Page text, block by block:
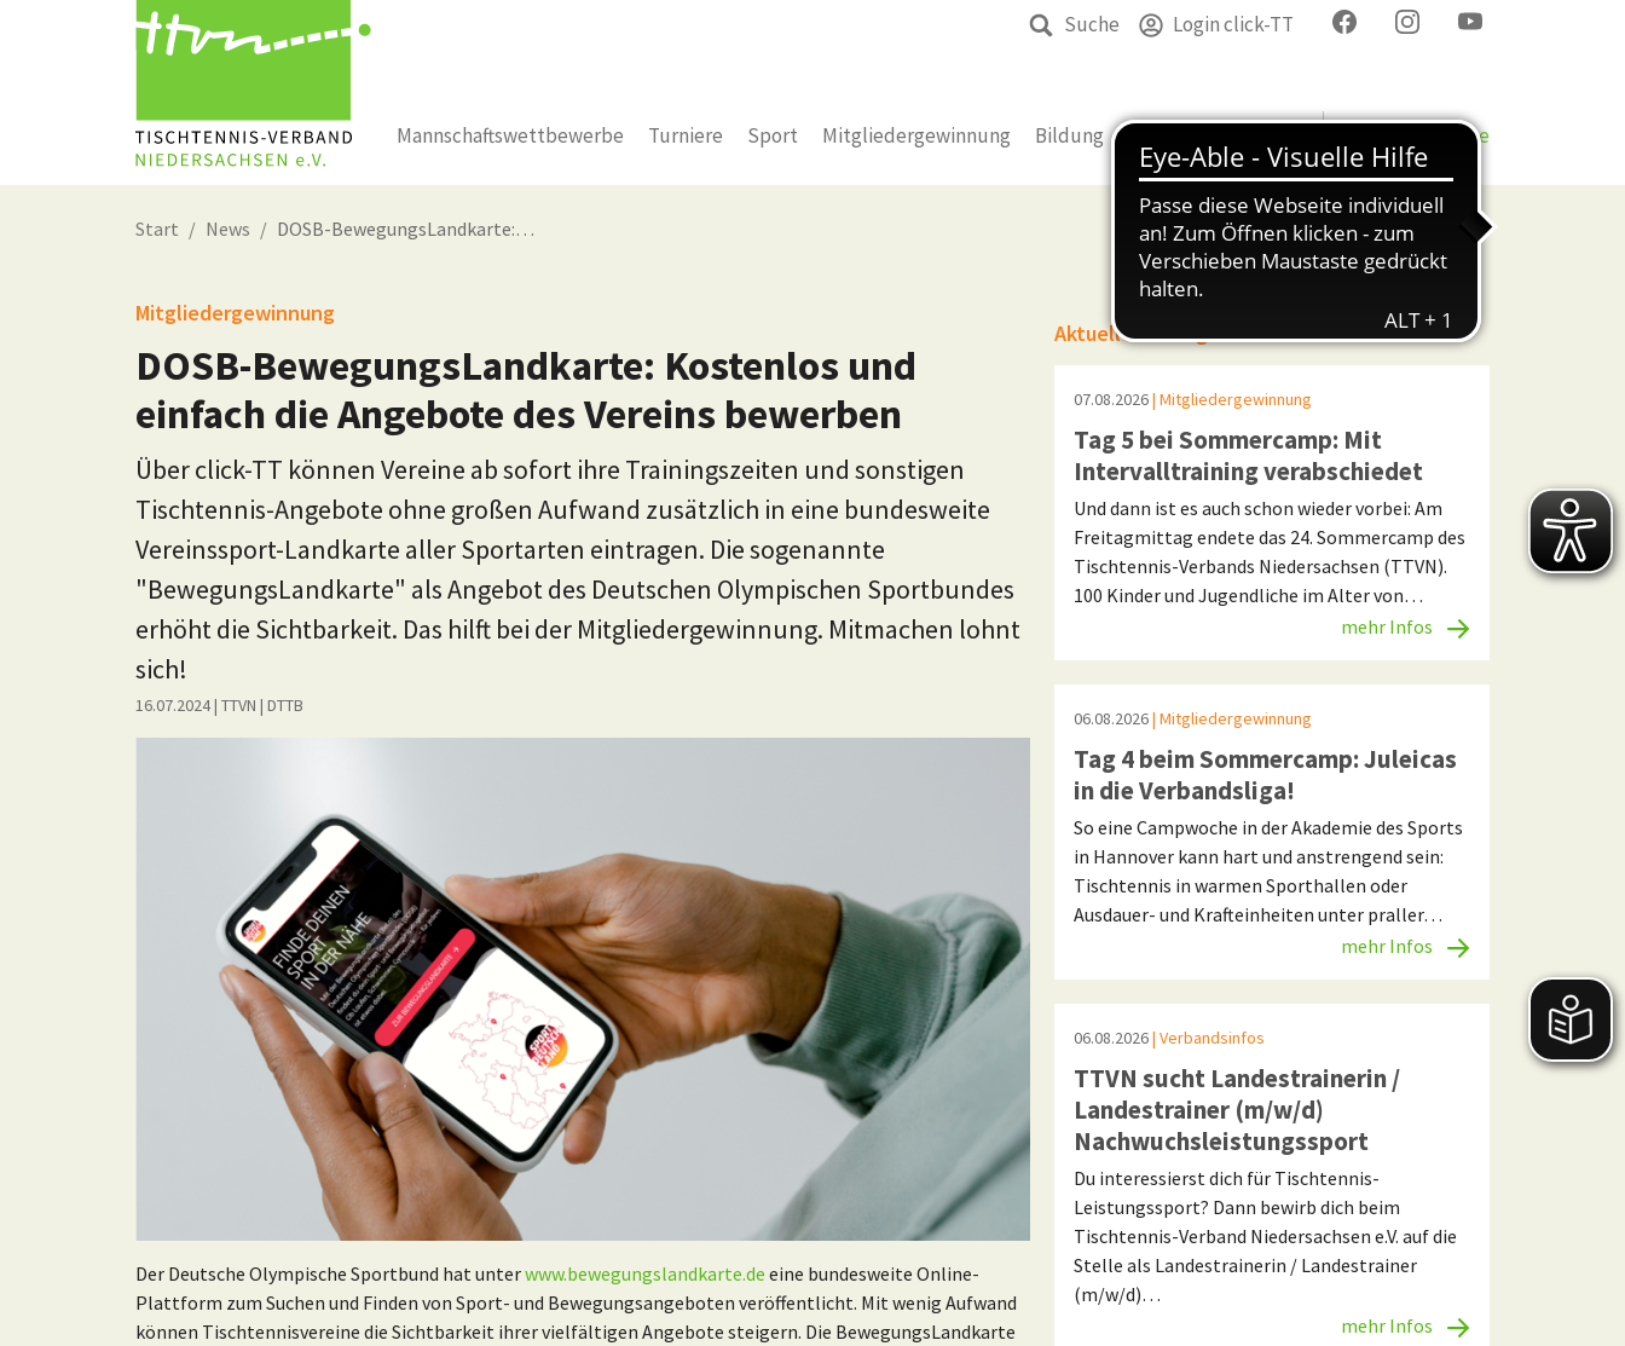
Suche Login click-TT
Mannschaftswettbewerbe Turniere Sport Mitgliedergewinnung Bildung Bezirke & Kreise
Start News DOSB-BewegungsLandkarte:…
Mitgliedergewinnung
DOSB-BewegungsLandkarte: Kostenlos und
einfach die Angebote des Vereins bewerben
Über click-TT können Vereine ab sofort ihre Trainingszeiten und sonstigen
Tischtennis-Angebote ohne großen Aufwand zusätzlich in eine bundesweite
Vereinssport-Landkarte aller Sportarten eintragen. Die sogenannte
"BewegungsLandkarte" als Angebot des Deutschen Olympischen Sportbundes
erhöht die Sichtbarkeit. Das hilft bei der Mitgliedergewinnung. Mitmachen lohnt
sich!
16.07.2024| TTVN | DTTB
Der Deutsche Olympische Sportbund hat unterwww.bewegungslandkarte.de eine bundesweite Online-
Plattform zum Suchen und Finden von Sport- und Bewegungsangeboten veröffentlicht. Mit wenig Aufwand
können Tischtennisvereine die Sichtbarkeit ihrer vielfältigen Angebote steigern. Die BewegungsLandkarte
Aktuelle Beiträge
07.08.2026| Mitgliedergewinnung
Tag 5 bei Sommercamp: Mit
Intervalltraining verabschiedet
Und dann ist es auch schon wieder vorbei: Am
Freitagmittag endete das 24. Sommercamp des
Tischtennis-Verbands Niedersachsen (TTVN).
100 Kinder und Jugendliche im Alter von…
mehr Infos
06.08.2026| Mitgliedergewinnung
Tag 4 beim Sommercamp: Juleicas
in die Verbandsliga!
So eine Campwoche in der Akademie des Sports
in Hannover kann hart und anstrengend sein:
Tischtennis in warmen Sporthallen oder
Ausdauer- und Krafteinheiten unter praller…
mehr Infos
06.08.2026| Verbandsinfos
TTVN sucht Landestrainerin /
Landestrainer (m/w/d)
Nachwuchsleistungssport
Du interessierst dich für Tischtennis-
Leistungssport? Dann bewirb dich beim
Tischtennis-Verband Niedersachsen e.V. auf die
Stelle als Landestrainerin / Landestrainer
(m/w/d)…
mehr Infos